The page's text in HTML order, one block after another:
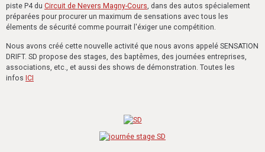
piste P4 du Circuit de Nevers Magny-Cours, dans des autos spécialement
préparées pour procurer un maximum de sensations avec tous les
élements de sécurité comme pourrait l'éxiger une compétition.
Nous avons créé cette nouvelle activité que nous avons appelé SENSATION
DRIFT. SD propose des stages, des baptêmes, des journées entreprises,
associations, etc., et aussi des shows de démonstration. Toutes les
infos ICI